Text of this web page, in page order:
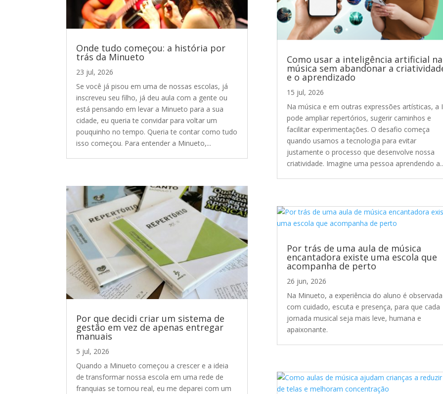
Onde tudo começou: a história por
trás da Minueto
23 jul, 2026
Se você já pisou em uma de nossas escolas, já
inscreveu seu filho, já deu aula com a gente ou
está pensando em levar a Minueto para a sua
cidade, eu queria te convidar para voltar um
pouquinho no tempo. Queria te contar como tudo
isso começou. Para entender a Minueto,...
Por que decidi criar um sistema de
gestão em vez de apenas entregar
manuais
5 jul, 2026
Quando a Minueto começou a crescer e a ideia
de transformar nossa escola em uma rede de
franquias se tornou real, eu me deparei com um
Como usar a inteligência artificial na
música sem abandonar a
e o aprendizado
15 jul, 2026
Na música e em outras expressões artísticas, a
pode ampliar repertórios, sugerir caminhos e
facilitar experimentações. O desafio começa
quando usamos a tecnologia para evitar
justamente o processo que desenvolve nossa
criatividade. Imagine uma pessoa aprendendo
Por trás de uma aula de música
encantadora existe uma escola que
acompanha de perto
26 jun, 2026
Na Minueto, a experiência do aluno é observada
com cuidado, escuta e presença, para que cada
jornada musical seja mais leve, humana e
apaixonante.